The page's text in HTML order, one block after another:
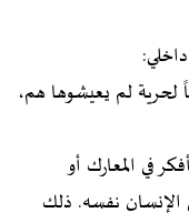
لحرية لم يعيشوها هم،
في المعارك أو
الإنسان نفسه. ذلك